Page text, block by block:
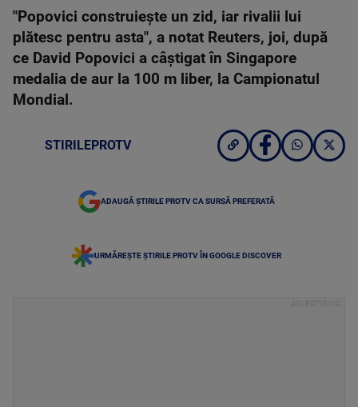
"Popovici construieşte un zid, iar rivalii lui
plătesc pentru asta", a notat Reuters, joi, după
ce David Popovici a câştigat în Singapore
medalia de aur la 100 m liber, la Campionatul
Mondial.
STIRILEPROTV
ADAUGĂ ȘTIRILE PROTV CA SURSĂ PREFERATĂ
URMĂREȘTE ȘTIRILE PROTV ÎN GOOGLE DISCOVER